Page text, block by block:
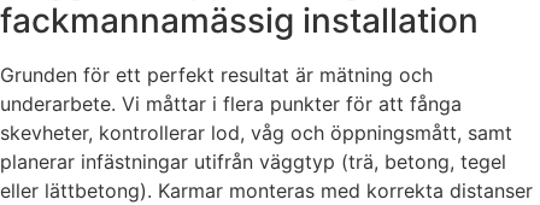
fackmannamässig installation
Grunden för ett perfekt resultat är mätning och
underarbete. Vi måttar i flera punkter för att fånga
skevheter, kontrollerar lod, våg och öppningsmått, samt
planerar infästningar utifrån väggtyp (trä, betong, tegel
eller lättbetong). Karmar monteras med korrekta distanser